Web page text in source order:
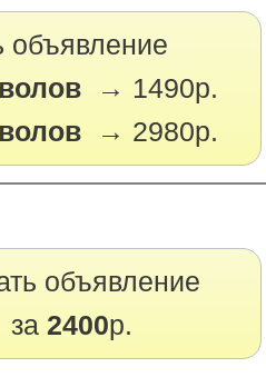
объявление
→ 1490р.
→ 2980р.
объявление
за2400р.